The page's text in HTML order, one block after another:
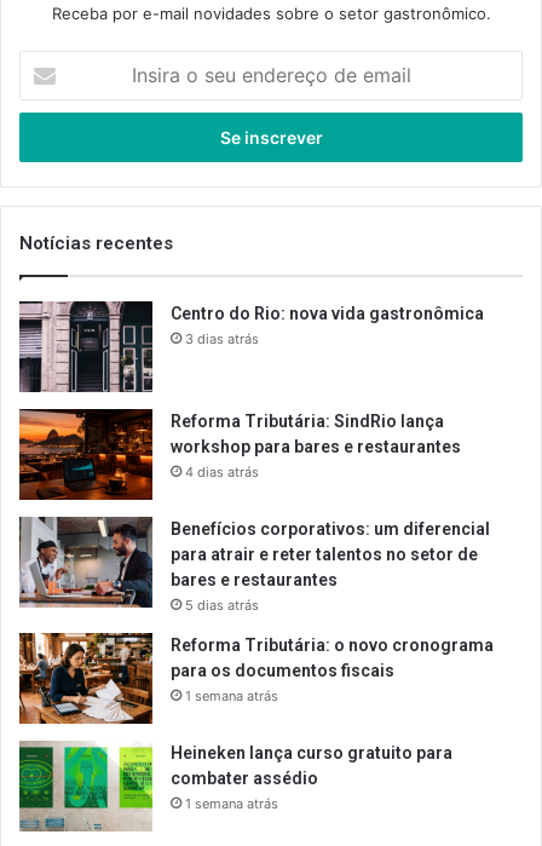
Receba por e-mail novidades sobre o setor gastronômico.
seu
de
email
Notícias recentes
Centro do Rio: nova vida gastronômica
3 dias atrás
Reforma Tributária: SindRio lança
workshop para bares e restaurantes
4 dias atrás
Benefícios corporativos: um diferencial
para atrair e reter talentos no setor de
bares e restaurantes
5 dias atrás
Reforma Tributária: o novo cronograma
para os documentos fiscais
1 semana atrás
Heineken lança curso gratuito para
combater assédio
1 semana atrás